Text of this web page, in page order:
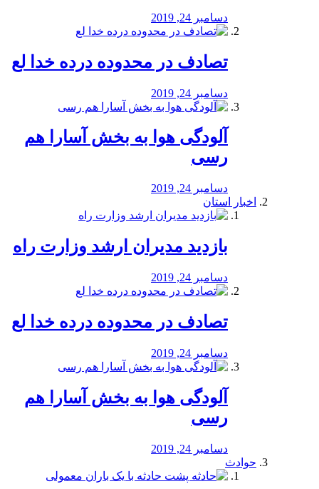
دسامبر 24, 2019
تصادف در محدوده درده خدا لع
دسامبر 24, 2019
آلودگی هوا به بخش آسارا هم
رسی
دسامبر 24, 2019
اخبار استان
بازدید مدیران ارشد وزارت راه
دسامبر 24, 2019
تصادف در محدوده درده خدا لع
دسامبر 24, 2019
آلودگی هوا به بخش آسارا هم
رسی
دسامبر 24, 2019
حوادث